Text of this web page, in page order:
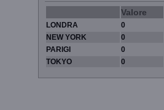
Valore
LONDRA 0
NEW YORK
0
PARIGI
0
TOKYO
0